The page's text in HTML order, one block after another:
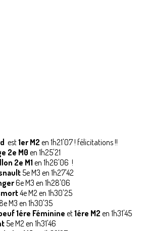
est1er M2 en 1h21'07 ! félicitations !!
2e M0 en 1h25'21
2e M1 en 1h26'06 !
5e M3 en 1h27'42
6e M3 en 1h28'06
4e M2 en 1h30'25
M3 en 1h30'35
1ére Féminineet1ére M2 en 1h31'45
5e M2 en 1h31'46